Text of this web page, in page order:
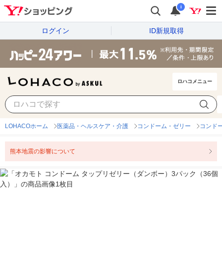
i
ログイン ID新規取得
ロハコメニュー
LOHACOホーム 医薬品・ヘルスケア・介護 コンドーム・ゼリー コンド
熊本地震の影響について